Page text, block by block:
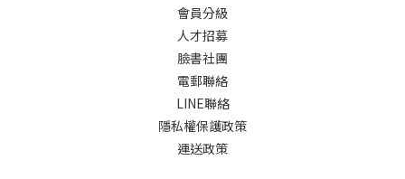
會員分級
人才招募
臉書社團
電郵聯絡
LINE聯絡
隱私權保護政策
運送政策